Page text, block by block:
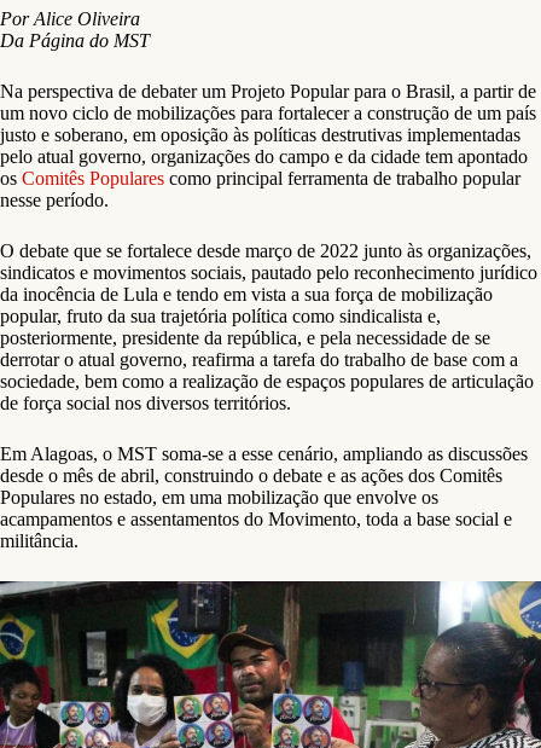
Por Alice Oliveira
Da Página do MST
Na perspectiva de debater um Projeto Popular para o Brasil, a partir de
um novo ciclo de mobilizações para fortalecer a construção de um país
justo e soberano, em oposição às políticas destrutivas implementadas
pelo atual governo, organizações do campo e da cidade tem apontado
os Comitês Populares como principal ferramenta de trabalho popular
nesse período.
O debate que se fortalece desde março de 2022 junto às organizações,
sindicatos e movimentos sociais, pautado pelo reconhecimento jurídico
da inocência de Lula e tendo em vista a sua força de mobilização
popular, fruto da sua trajetória política como sindicalista e,
posteriormente, presidente da república, e pela necessidade de se
derrotar o atual governo, reafirma a tarefa do trabalho de base com a
sociedade, bem como a realização de espaços populares de articulação
de força social nos diversos territórios.
Em Alagoas, o MST soma-se a esse cenário, ampliando as discussões
desde o mês de abril, construindo o debate e as ações dos Comitês
Populares no estado, em uma mobilização que envolve os
acampamentos e assentamentos do Movimento, toda a base social e
militância.